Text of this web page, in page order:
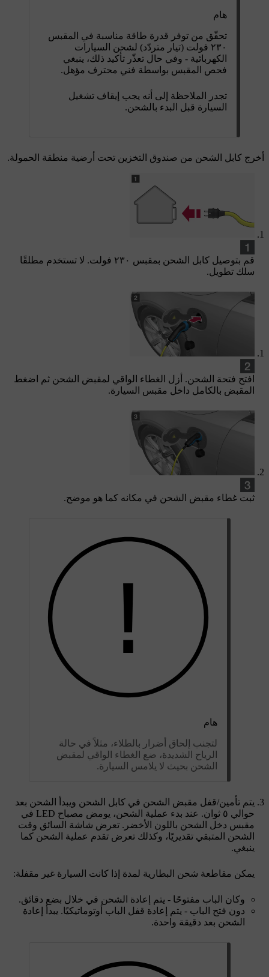
هام
تحقّق من توفر قدرة طاقة مناسبة في المقبس
٢٣٠ فولت
(تيار متردّد) لشحن السيارات
الكهربائية - وفي حال تعذّر تأكيد ذلك، ينبغي
فحص المقبس بواسطة فني محترف مؤهل.
تجدر الملاحظة إلى أنه يجب إيقاف تشغيل
السيارة قبل البدء بالشحن.
أخرج كابل الشحن من صندوق التخزين تحت أرضية منطقة الحمولة.
قم بتوصيل كابل الشحن بمقبس ٢٣٠ فولت
. لا تستخدم مطلقًا
سلك تطويل.
افتح فتحة الشحن. أزل الغطاء الواقي لمقبض الشحن ثم اضغط
المقبض بالكامل داخل مقبس السيارة.
ثبت غطاء مقبض الشحن في مكانه كما هو موضح.
هام
لتجنب إلحاق أضرار بالطلاء، مثلاً في حالة
الرياح الشديدة، ضع الغطاء الواقي لمقبض
الشحن بحيث لا يلامس السيارة.
يتم تأمين/قفل مقبض الشحن في كابل الشحن ويبدأ الشحن بعد
حوالي ٥ ثوان
. عند بدء عملية الشحن، يومض مصباح LED في
مقبس دخل الشحن باللون الأخضر. تعرض شاشة السائق وقت
الشحن المتبقي تقديريًا، وكذلك تعرض تقدم عملية الشحن كما
ينبغي.
يمكن مقاطعة شحن البطارية لمدة إذا كانت السيارة غير مقفلة:
وكان الباب مفتوحًا - يتم إعادة الشحن في خلال بضع دقائق.
دون فتح الباب - يتم إعادة قفل الباب أوتوماتيكيًا. يبدأ إعادة
الشحن بعد دقيقة واحدة.